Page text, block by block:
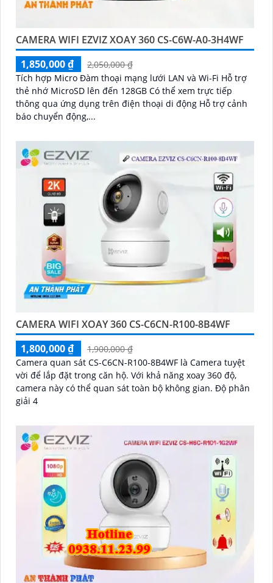
CAMERA WIFI EZVIZ XOAY 360 CS-C6W-A0-3H4WF
1,850,000 ₫
2,050,000 ₫
Tích hợp Micro Đàm thoại mạng lưới LAN và Wi-Fi Hỗ trợ
thẻ nhớ MicroSD lên đến 128GB Có thể xem trực tiếp
thông qua ứng dụng trên điện thoại di động Hỗ trợ cảnh
báo chuyển động,...
CAMERA WIFI XOAY 360 CS-C6CN-R100-8B4WF
1,800,000 ₫
1,900,000 ₫
Camera quan sát CS-C6CN-R100-8B4WF là Camera tuyệt
vời để lắp đặt trong căn hộ. Với khả năng xoay 360 độ,
camera này có thể quan sát toàn bộ không gian. Độ phân
giải 4